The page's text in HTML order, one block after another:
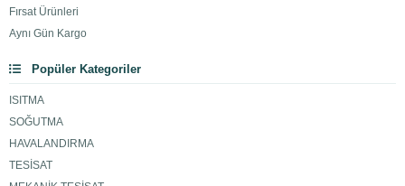
Fırsat Ürünleri
Aynı Gün Kargo
Popüler Kategoriler
ISITMA
SOĞUTMA
HAVALANDIRMA
TESİSAT